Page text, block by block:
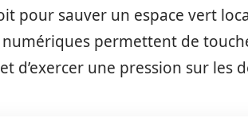
pour sauver un espace vert
permettent de
d’exercer une pression sur les